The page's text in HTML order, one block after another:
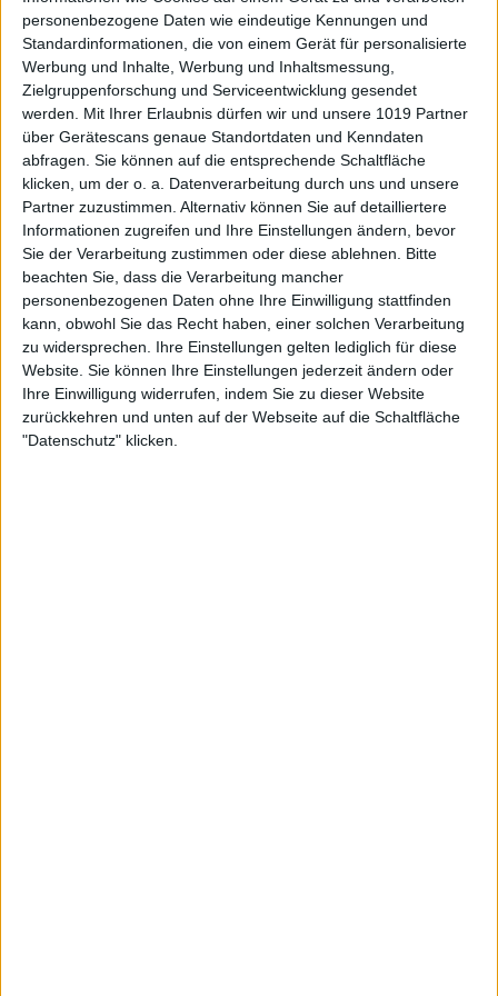
personenbezogene Daten wie eindeutige Kennungen und
Standardinformationen, die von einem Gerät für personalisierte
Werbung und Inhalte, Werbung und Inhaltsmessung,
Zielgruppenforschung und Serviceentwicklung gesendet
werden.
Mit Ihrer Erlaubnis dürfen wir und unsere 1019 Partner
über Gerätescans genaue Standortdaten und Kenndaten
abfragen. Sie können auf die entsprechende Schaltfläche
klicken, um der o. a. Datenverarbeitung durch uns und unsere
Partner zuzustimmen. Alternativ können Sie auf detailliertere
Informationen zugreifen und Ihre Einstellungen ändern, bevor
Sie der Verarbeitung zustimmen oder diese ablehnen.
Bitte
beachten Sie, dass die Verarbeitung mancher
personenbezogenen Daten ohne Ihre Einwilligung stattfinden
kann, obwohl Sie das Recht haben, einer solchen Verarbeitung
zu widersprechen. Ihre Einstellungen gelten lediglich für diese
Website. Sie können Ihre Einstellungen jederzeit ändern oder
Ihre Einwilligung widerrufen, indem Sie zu dieser Website
zurückkehren und unten auf der Webseite auf die Schaltfläche
"Datenschutz" klicken.